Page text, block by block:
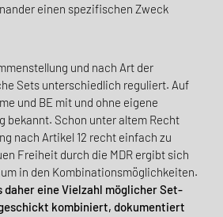
einen spezifischen Zweck
und nach Art der
Sets unterschiedlich reguliert. Auf
und BE mit und ohne eigene
bekannt. Schon unter altem Recht
nach Artikel 12 recht einfach zu
Freiheit durch die MDR ergibt sich
in den Kombinations­möglichkeiten.
daher eine Vielzahl möglicher Set-
kombiniert, dokumentiert